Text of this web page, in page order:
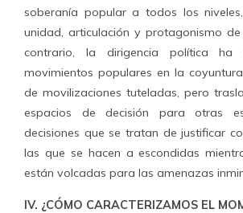
soberanía popular a todos los
unidad, articulación y protagonismo
contrario, la dirigencia política ha
movimientos populares en la
de movilizaciones tuteladas, pero
espacios de decisión para otras
decisiones que se tratan de justificar
las que se hacen a escondidas
están volcadas para las amenazas
IV. ¿CÓMO CARACTERIZAMOS EL